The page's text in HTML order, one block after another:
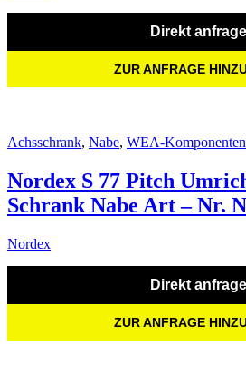
Direkt
ZUR ANFRAGE
Achsschrank, Nabe, WEA-Komponenten
Nordex S 77 Pitch
Schrank Nabe Art – Nr.
Nordex
Direkt
ZUR ANFRAGE